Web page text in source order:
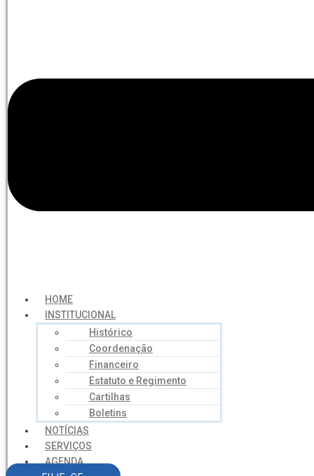
HOME
INSTITUCIONAL
Histórico
Coordenação
Financeiro
Estatuto e Regimento
Cartilhas
Boletins
NOTÍCIAS
SERVIÇOS
AGENDA